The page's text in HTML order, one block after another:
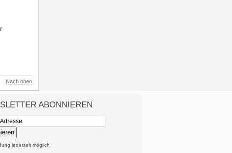
Nach oben
ABONNIEREN
jederzeit möglich